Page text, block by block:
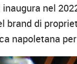
nel
brand di
napoletana